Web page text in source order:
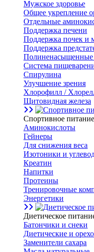
Мужское здоровье
Общее укрепление
Отдельные
Поддержка печени
Поддержка почек и
Поддержка
Система
Спирулина
Улучшение зрения
Хлорофилл /
Щитовидная железа
Спортивное питание
Аминокислоты
Гейнеры
Для снижения веса
Изотоники и
Креатин
Напитки
Протеины
Тренировочные
Энергетики
Диетическое
Батончики и снеки
Диетические и
Заменители сахара